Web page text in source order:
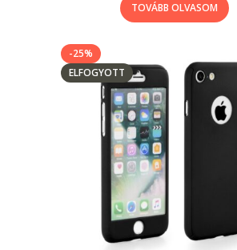
TOVÁBB OLVASOM
-25%
ELFOGYOTT